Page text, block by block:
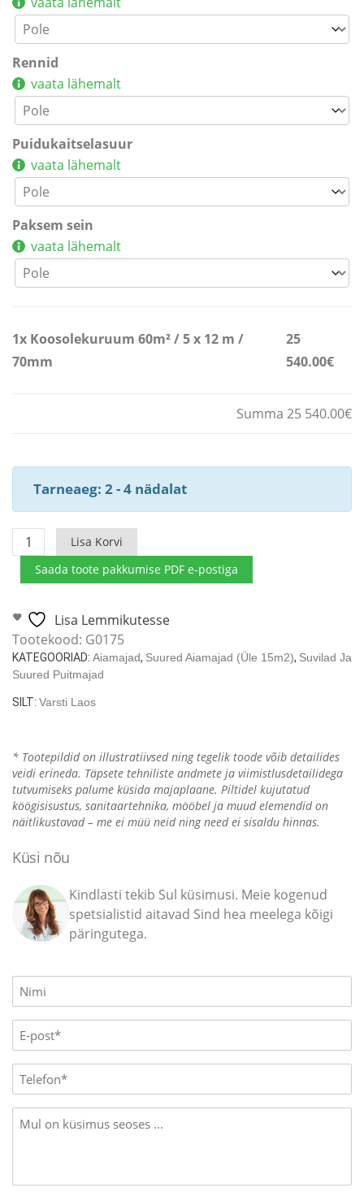
Rennid
vaata lähemalt
Puidukaitselasuur
vaata lähemalt
Paksem sein
vaata lähemalt
1x Koosolekuruum 60m² / 5 x 12 m /
70mm
25
540.00€
Summa 25 540.00€
Tarneaeg: 2 - 4 nädalat
Koosolekuruum
60m²
x
12
m
/
70mm
Lisa Korvi
Saada toote pakkumise PDF e-postiga
Lisa Lemmikutesse
Tootekood: G0175
KATEGOORIAD: Aiamajad, Suured Aiamajad (üle 15m2), Suvilad Ja
Suured Puitmajad
SILT: Varsti Laos
* Tootepildid on illustratiivsed ning tegelik toode võib detailides
veidi erineda. Täpsete tehniliste andmete ja viimistlusdetailidega
tutvumiseks palume küsida majaplaane. Piltidel kujutatud
köögisisustus, sanitaartehnika, mööbel ja muud elemendid on
näitlikustavad – me ei müü neid ning need ei sisaldu hinnas.
Küsi nõu
Kindlasti tekib Sul küsimusi. Meie kogenud
spetsialistid aitavad Sind hea meelega kõigi
päringutega.
Name
(Required)
E-
mail
(Required)
Phone
Message